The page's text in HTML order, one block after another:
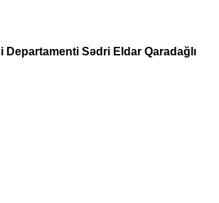
Departamenti Sədri Eldar Qaradağlı